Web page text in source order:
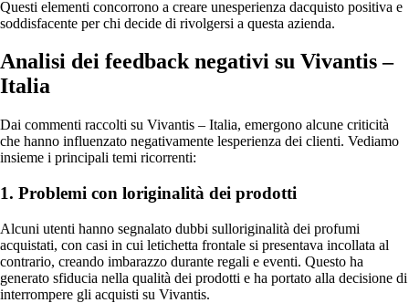
Questi elementi concorrono a creare unesperienza dacquisto positiva e
soddisfacente per chi decide di rivolgersi a questa azienda.
Analisi dei feedback negativi su Vivantis –
Italia
Dai commenti raccolti su Vivantis – Italia, emergono alcune criticità
che hanno influenzato negativamente lesperienza dei clienti. Vediamo
insieme i principali temi ricorrenti:
1. Problemi con loriginalità dei prodotti
Alcuni utenti hanno segnalato dubbi sulloriginalità dei profumi
acquistati, con casi in cui letichetta frontale si presentava incollata al
contrario, creando imbarazzo durante regali e eventi. Questo ha
generato sfiducia nella qualità dei prodotti e ha portato alla decisione di
interrompere gli acquisti su Vivantis.